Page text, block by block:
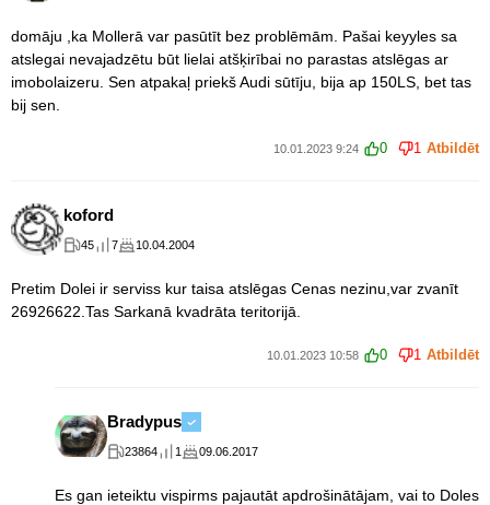
domāju ,ka Mollerā var pasūtīt bez problēmām. Pašai keyyles sa
atslegai nevajadzētu būt lielai atšķirībai no parastas atslēgas ar
imobolaizeru. Sen atpakaļ priekš Audi sūtīju, bija ap 150LS, bet tas
bij sen.
10.01.2023 9:24 0 1 Atbildēt
koford
45 7 10.04.2004
Pretim Dolei ir serviss kur taisa atslēgas Cenas nezinu,var zvanīt
26926622.Tas Sarkanā kvadrāta teritorijā.
10.01.2023 10:58 0 1 Atbildēt
Bradypus
23864 1 09.06.2017
Es gan ieteiktu vispirms pajautāt apdrošinātājam, vai to Doles